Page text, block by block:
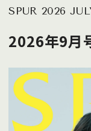
SPUR 2026
2026年9月